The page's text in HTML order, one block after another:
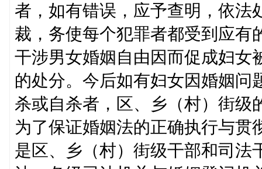
者，如有错误，应予查明，依法
裁，务使每个犯罪者都受到应有
干涉男女婚姻自由因而促成妇女
的处分。今后如有妇女因婚姻问
杀或自杀者，区、乡（村）街级
为了保证婚姻法的正确执行与贯
是区、乡（村）街级干部和司法